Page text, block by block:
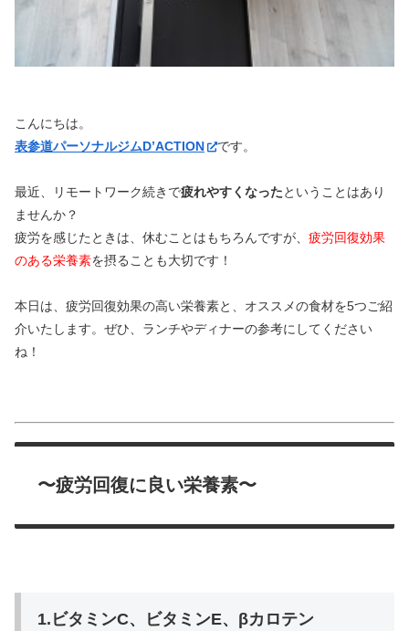
こんにちは。
表参道パーソナルジムD’ACTION
です。
最近、リモートワーク続きで疲れやすくなったということはあり
ませんか？
疲労を感じたときは、休むことはもちろんですが、 疲労回復効果
のある栄養素を摂ることも大切です！
本日は、疲労回復効果の高い栄養素と、オススメの食材を5つご紹
介いたします。ぜひ、ランチやディナーの参考にしてください
ね！
〜疲労回復に良い栄養素〜
1.ビタミンC、ビタミンE、βカロテン